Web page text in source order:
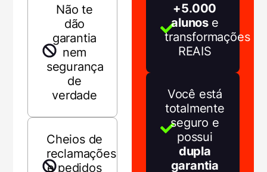
Não te
dão
garantia
nem
segurança
de
verdade
Cheios de
reclamações
e pedidos
+5.000
alunos e
transformações
REAIS
Você está
totalmente
seguro e
possui
dupla
garantia